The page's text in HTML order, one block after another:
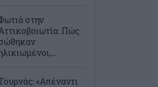
στην
Πώς
«Απέναντι